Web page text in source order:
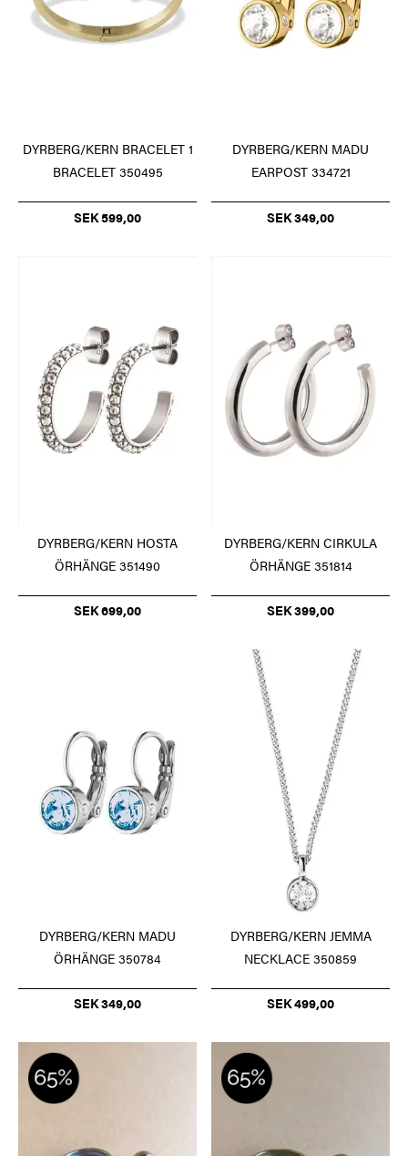
DYRBERG/KERN BRACELET 1
BRACELET 350495
SEK 599,00
DYRBERG/KERN MADU
EARPOST 334721
SEK 349,00
DYRBERG/KERN HOSTA
ÖRHÄNGE 351490
SEK 699,00
DYRBERG/KERN CIRKULA
ÖRHÄNGE 351814
SEK 399,00
DYRBERG/KERN MADU
ÖRHÄNGE 350784
SEK 349,00
DYRBERG/KERN JEMMA
NECKLACE 350859
SEK 499,00